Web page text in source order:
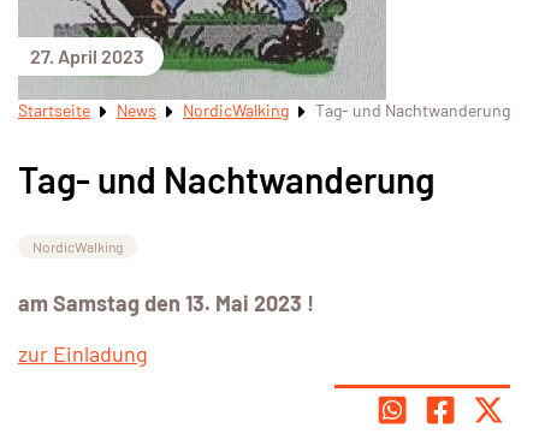
27. April 2023
Startseite News NordicWalking Tag- und Nachtwanderung
Tag- und Nachtwanderung
NordicWalking
am Samstag den 13. Mai 2023 !
zur Einladung